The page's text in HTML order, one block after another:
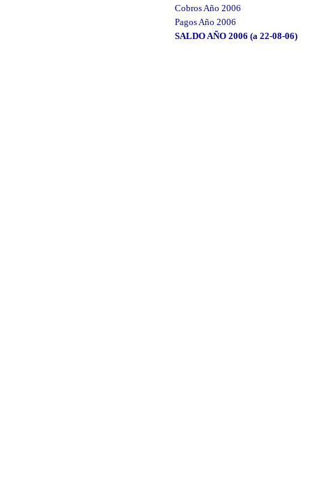
Cobros Año 2006
Pagos Año 2006
SALDO AÑO 2006 (a 22-08-06)